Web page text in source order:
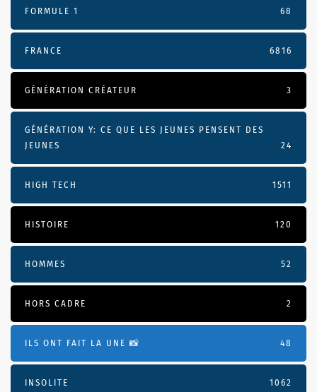
FORMULE 1 68
FRANCE 6816
GÉNÉRATION CRÉATEUR 3
GÉNÉRATION Y: CE QUE LES JEUNES PENSENT DES
JEUNES
24
HIGH TECH 1511
HISTOIRE 120
HOMMES 52
HORS CADRE 2
ILS ONT FAIT LA UNE 📸 48
INSOLITE 1062